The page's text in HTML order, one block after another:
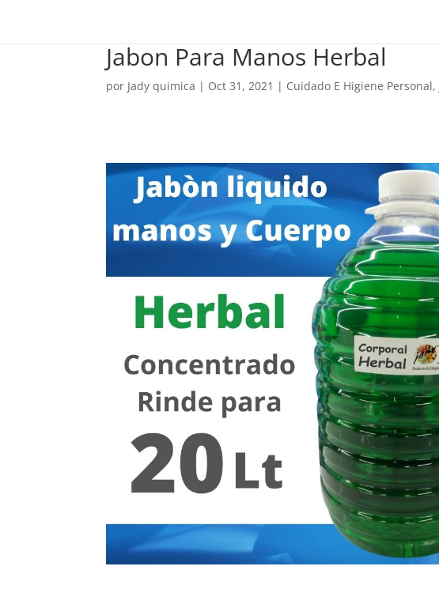
Jabon Para Manos Herbal
por Jady quimica | Oct 31, 2021 | Cuidado E Higiene Personal,